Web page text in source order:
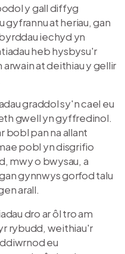
y gall diffyg
gyfrannu at heriau, gan
iechyd yn
heb hysbysu'r
at deithiau y gellir
graddol sy'n cael eu
gwell yn gyffredinol.
bobl pan na allant
pobl yn disgrifio
mwy o bwysau, a
gynnwys gorfod talu
arall.
dro ar ôl tro am
rybudd, weithiau'r
eu